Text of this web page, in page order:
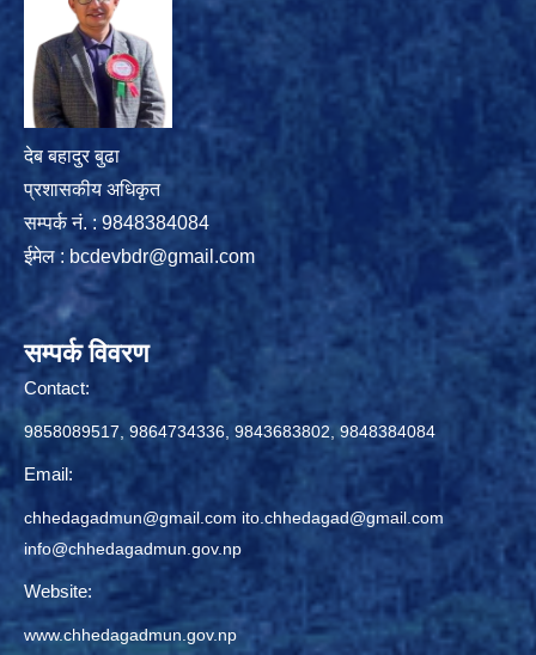
देब बहादुर बुढा
प्रशासकीय अधिकृत
सम्पर्क नं. : 9848384084
ईमेल : bcdevbdr@gmail.com
सम्पर्क विवरण
Contact:
9858089517, 9864734336, 9843683802, 9848384084
Email:
chhedagadmun@gmail.com ito.chhedagad@gmail.com
info@chhedagadmun.gov.np
Website:
www.chhedagadmun.gov.np